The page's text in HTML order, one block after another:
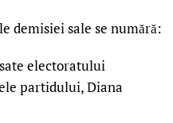
demisiei sale se numără:
electoratului
partidului, Diana